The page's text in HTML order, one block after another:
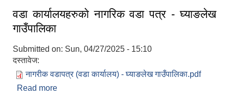
वडा कार्यालयहरुकाे नागरिक वडा पत्र - घ्याङलेख
गाउँपालिका
Submitted on: Sun, 04/27/2025 - 15:10
दस्तावेज:
नागरीक वडापत्र (वडा कार्यालय) - घ्याङलेख गाउँपालिका.pdf
Read more